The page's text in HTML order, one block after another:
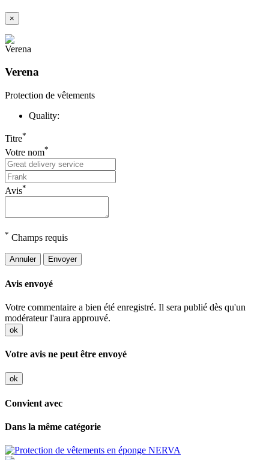
×
Verena
Protection de vêtements
Quality:
Titre*
Votre nom*
Avis*
* Champs requis
Annuler Envoyer
Avis envoyé
Votre commentaire a bien été enregistré. Il sera publié dès qu'un
modérateur l'aura approuvé.
ok
Votre avis ne peut être envoyé
ok
Convient avec
Dans la même catégorie